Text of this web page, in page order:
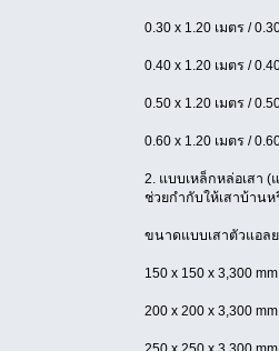
0.30 x 1.20 เมตร /
0.40 x 1.20 เมตร /
0.50 x 1.20 เมตร /
0.60 x 1.20 เมตร /
2. แบบเหล็กหล่อเสา (
ช่วยกำกับให้เสาบ้านห
ขนาดแบบเสาตัวแอล
150 x 150 x 3,300 mm
200 x 200 x 3,300 mm